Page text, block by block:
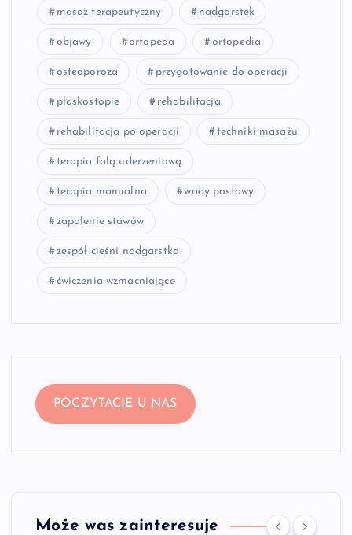
masaż terapeutyczny nadgarstek
objawy ortopeda ortopedia
osteoporoza przygotowanie do operacji
płaskostopie rehabilitacja
rehabilitacja po operacji techniki masażu
terapia falą uderzeniową
terapia manualna wady postawy
zapalenie stawów
zespół cieśni nadgarstka
ćwiczenia wzmacniające
POCZYTACIE U NAS
Może was zainteresuje